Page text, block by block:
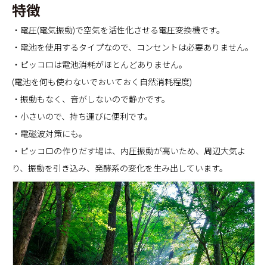
特徴
・電圧(電気振動)で空気を活性化させる電圧変換機です。
・電池を使用するタイプなので、コンセントは必要ありません。
・ピッコロは電池消耗がほとんどありません。
(電池を何も使わないでおいておく自然消耗程度)
・振動もなく、音がしないので静かです。
・小さいので、持ち運びに便利です。
・電磁波対策にも。
・ピッコロの作りだす場は、内圧振動が高いため、周辺大気よ
り、振動を引き込み、発酵系の変化を生み出しています。